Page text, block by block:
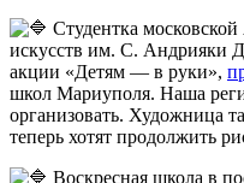
Студентка
искусств им. С. Андрияки
акции «Детям — в руки»,
школ Мариуполя. Наша
организовать. Художница
теперь хотят продолжить
Воскресная школа в